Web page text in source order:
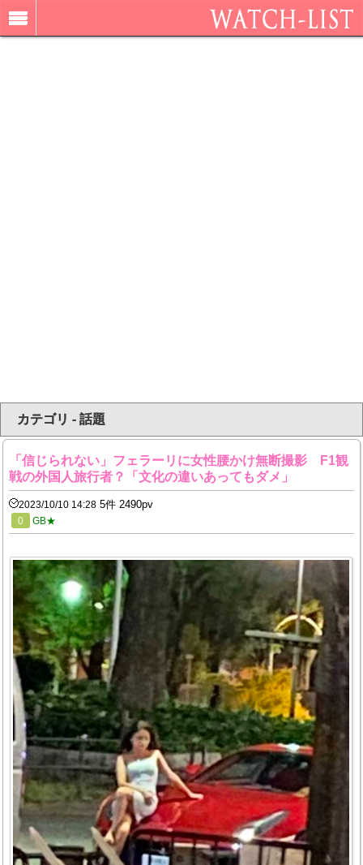
カテゴリ - 話題
「信じられない」フェラーリに女性腰かけ無断撮影 F1観
戦の外国人旅行者？「文化の違いあってもダメ」
2023/10/10 14:28 5件 2490pv
0 GB★